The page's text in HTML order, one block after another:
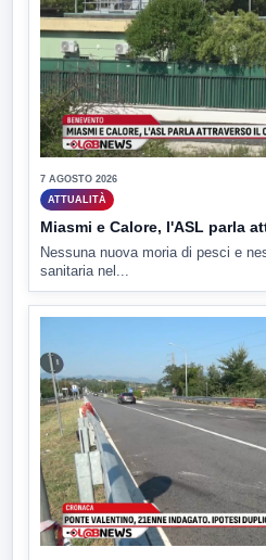
7 AGOSTO 2026
ATTUALITÀ
Miasmi e Calore, l'ASL parla
Nessuna nuova moria di pesci e
sanitaria nel...